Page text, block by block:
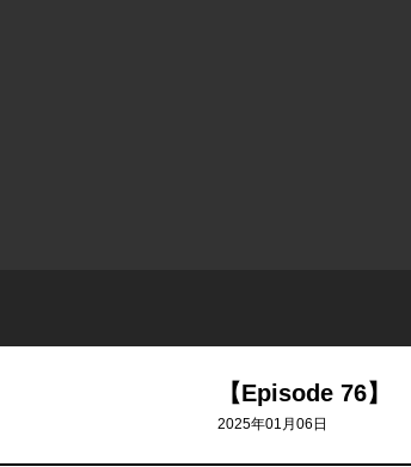
【Episode 76】
2025年01月06日